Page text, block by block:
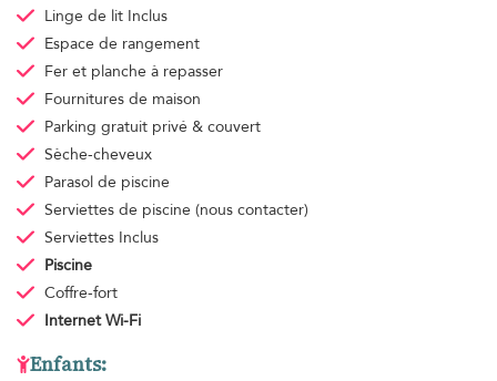
Linge de lit Inclus
Espace de rangement
Fer et planche à repasser
Fournitures de maison
Parking gratuit privé & couvert
Sèche-cheveux
Parasol de piscine
Serviettes de piscine (nous contacter)
Serviettes Inclus
Piscine
Coffre-fort
Internet Wi-Fi
Enfants: